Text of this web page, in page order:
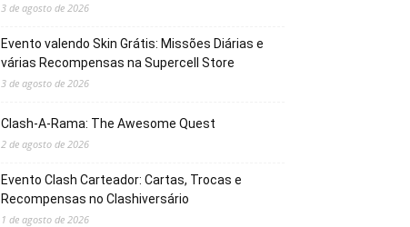
3 de agosto de 2026
Evento valendo Skin Grátis: Missões Diárias e
várias Recompensas na Supercell Store
3 de agosto de 2026
Clash-A-Rama: The Awesome Quest
2 de agosto de 2026
Evento Clash Carteador: Cartas, Trocas e
Recompensas no Clashiversário
1 de agosto de 2026